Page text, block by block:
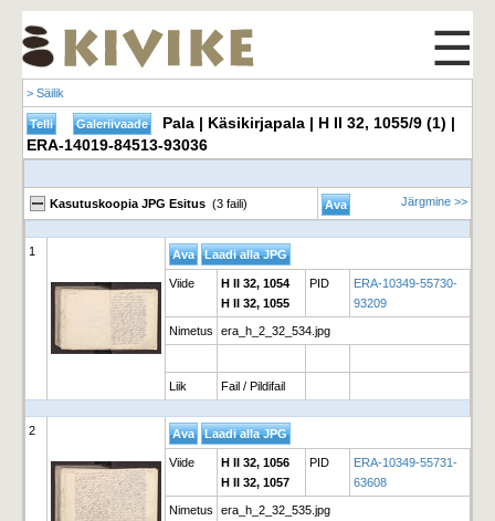
☰
> Säilik
Pala | Käsikirjapala | H II 32, 1055/9 (1) |
ERA-14019-84513-93036
Kasutuskoopia JPG Esitus (3 faili) Järgmine >>
1
Viide
H II 32, 1054
H II 32, 1055
PID
ERA-10349-55730-
93209
Nimetus era_h_2_32_534.jpg
Liik Fail / Pildifail
2
Viide
H II 32, 1056
H II 32, 1057
PID
ERA-10349-55731-
63608
Nimetus era_h_2_32_535.jpg